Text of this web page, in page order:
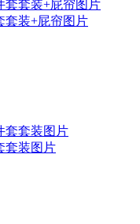
套装+屁帘图片
套装图片